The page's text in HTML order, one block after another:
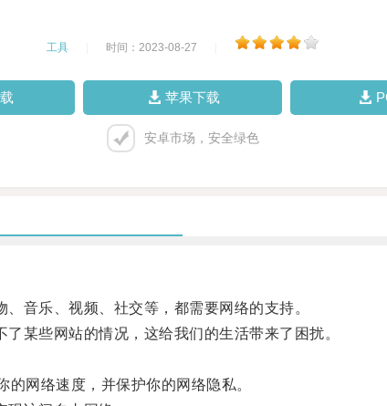
工具 时间：2023-08-27
苹果下载
安卓市场，安全绿色
音乐、视频、社交等，都需要网络的支持。
些网站的情况，这给我们的生活带来了困扰。
网络速度，并保护你的网络隐私。